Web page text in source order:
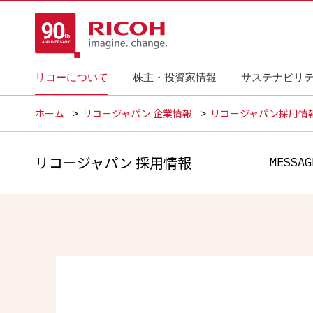
リコーについて 株主・投資家情報 サステナビリ
ホーム リコージャパン 企業情報 リコージャパン採用情
リコージャパン 採用情報